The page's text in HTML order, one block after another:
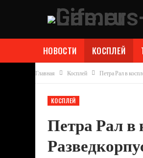
НОВОСТИ КОСПЛЕЙ
Главная Косплей Петра Рал в
КОСПЛЕЙ
Петра Рал в